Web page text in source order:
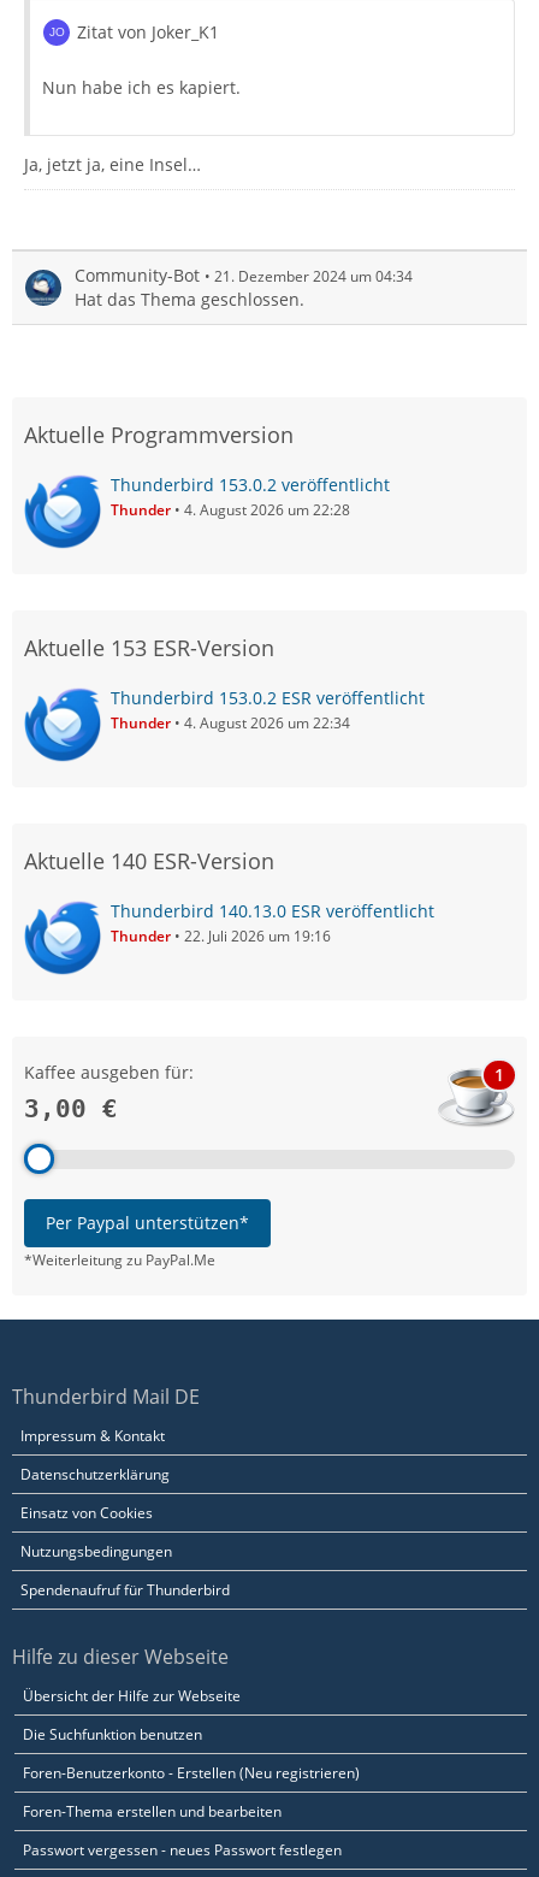
Zitat von Joker_K1
Nun habe ich es kapiert.
Ja, jetzt ja, eine Insel…
Community-Bot 21. Dezember 2024 um 04:34
Hat das Thema geschlossen.
Aktuelle Programmversion
Thunderbird 153.0.2 veröffentlicht
Thunder 4. August 2026 um 22:28
Aktuelle 153 ESR-Version
Thunderbird 153.0.2 ESR veröffentlicht
Thunder 4. August 2026 um 22:34
Aktuelle 140 ESR-Version
Thunderbird 140.13.0 ESR veröffentlicht
Thunder 22. Juli 2026 um 19:16
Kaffee ausgeben für:
3,00 €
1
Per Paypal unterstützen*
*Weiterleitung zu PayPal.Me
Thunderbird Mail DE
Impressum & Kontakt
Datenschutzerklärung
Einsatz von Cookies
Nutzungsbedingungen
Spendenaufruf für Thunderbird
Hilfe zu dieser Webseite
Übersicht der Hilfe zur Webseite
Die Suchfunktion benutzen
Foren-Benutzerkonto - Erstellen (Neu registrieren)
Foren-Thema erstellen und bearbeiten
Passwort vergessen - neues Passwort festlegen